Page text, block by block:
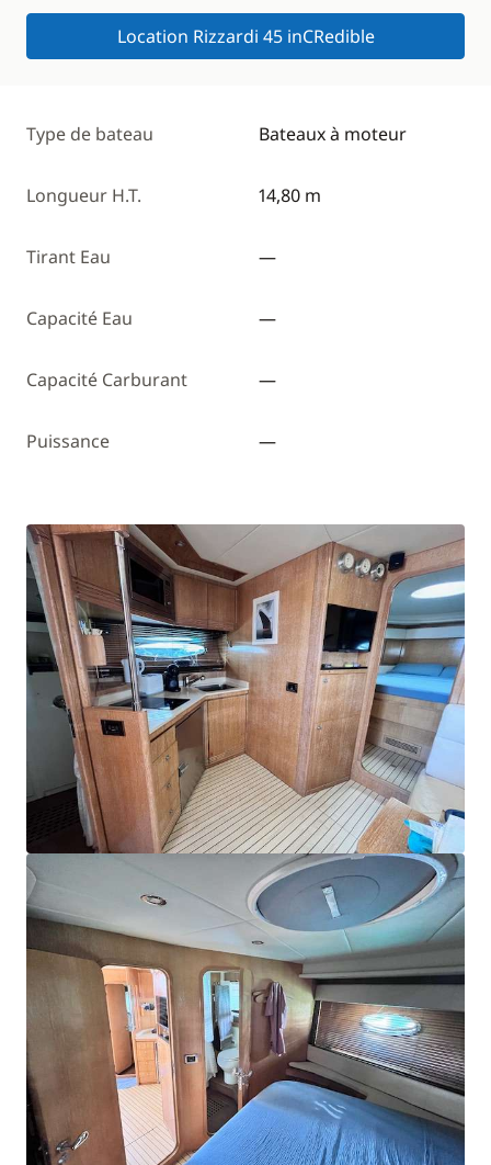
Location Rizzardi 45 inCRedible
Type de bateau Bateaux à moteur
Longueur H.T. 14,80 m
Tirant Eau —
Capacité Eau —
Capacité Carburant —
Puissance —